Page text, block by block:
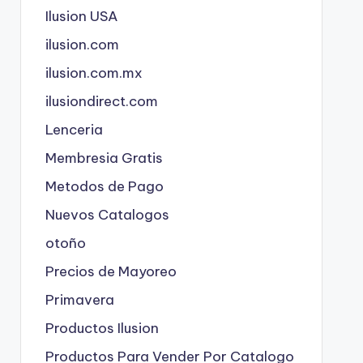
Ilusion USA
ilusion.com
ilusion.com.mx
ilusiondirect.com
Lenceria
Membresia Gratis
Metodos de Pago
Nuevos Catalogos
otoño
Precios de Mayoreo
Primavera
Productos Ilusion
Productos Para Vender Por Catalogo